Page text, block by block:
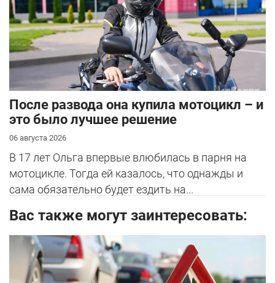
После развода она купила мотоцикл – и
это было лучшее решение
06 августа 2026
В 17 лет Ольга впервые влюбилась в парня на
мотоцикле. Тогда ей казалось, что однажды и
сама обязательно будет ездить на...
Вас также могут заинтересовать: